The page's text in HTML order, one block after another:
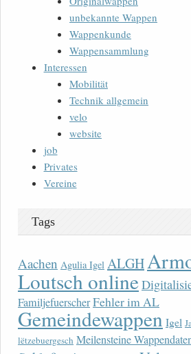
unbekannte Wappen
Wappenkunde
Wappensammlung
Interessen
Mobilität
Technik allgemein
velo
website
job
Privates
Vereine
Tags
Aachen Agulia Igel ALGH
Loutsch online
FamiljefuerscherFehler im AL
Gemeindewappen Igel
lëtzebuergesch Meilensteine